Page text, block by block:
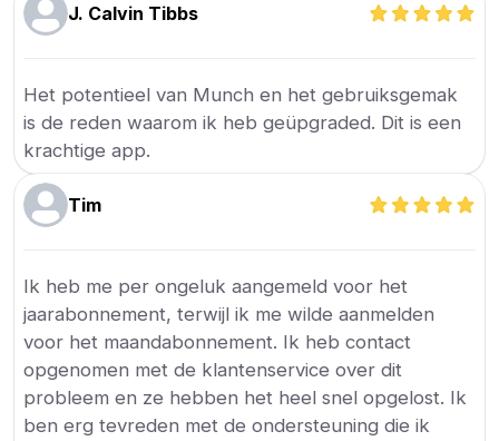
J. Calvin Tibbs
Het potentieel van Munch en het gebruiksgemak
is de reden waarom ik heb geüpgraded. Dit is een
krachtige app.
Tim
Ik heb me per ongeluk aangemeld voor het
jaarabonnement, terwijl ik me wilde aanmelden
voor het maandabonnement. Ik heb contact
opgenomen met de klantenservice over dit
probleem en ze hebben het heel snel opgelost. Ik
ben erg tevreden met de ondersteuning die ik